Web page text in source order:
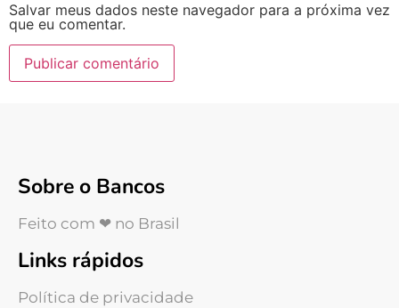
Salvar meus dados neste navegador para a próxima vez
que eu comentar.
Sobre o Bancos
Feito com ❤ no Brasil
Links rápidos
Política de privacidade